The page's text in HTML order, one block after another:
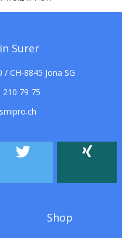
Surer
CH-8845 Jona SG
210 79 75
Shop